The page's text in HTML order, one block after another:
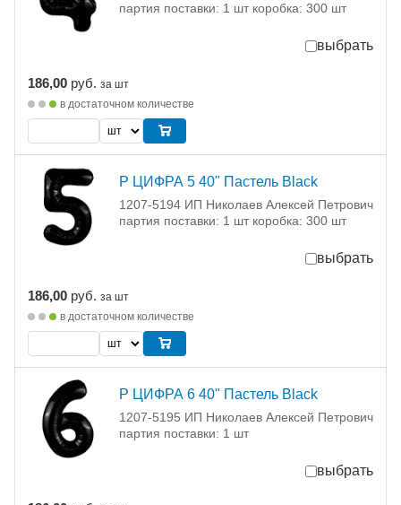
партия поставки: 1 шт коробка: 300 шт
выбрать
186,00 руб. за шт
в достаточном количестве
Р ЦИФРА 5 40" Пастель Black
1207-5194 ИП Николаев Алексей Петрович
партия поставки: 1 шт коробка: 300 шт
выбрать
186,00 руб. за шт
в достаточном количестве
Р ЦИФРА 6 40" Пастель Black
1207-5195 ИП Николаев Алексей Петрович
партия поставки: 1 шт
выбрать